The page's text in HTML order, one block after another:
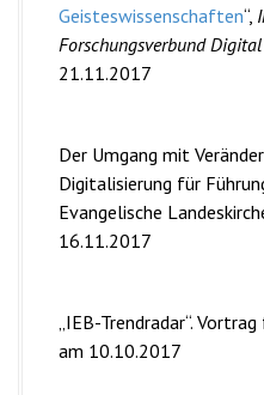
Geisteswissenschaften“,
Forschungsverbund
21.11.2017
Der Umgang mit
Digitalisierung für
Evangelische
16.11.2017
„IEB-Trendradar“.
am 10.10.2017